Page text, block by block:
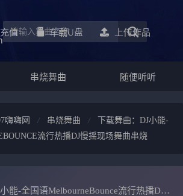
值 车载u盘 上传作品
串烧舞曲 随便听听
嗨嗨网 串烧舞曲
下载舞曲：DJ小能-
流行热播DJ慢摇现场舞曲串烧
下载舞曲：DJ小能-全国语MelbourneBounce流行热播DJ慢摇现场舞曲串烧